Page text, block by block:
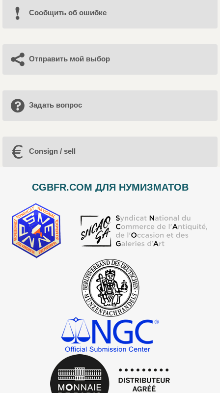
Cообщить об ошибке
Отправить мой выбор
Задать вопрос
Consign / sell
CGBFR.COM ДЛЯ НУМИЗМАТОВ